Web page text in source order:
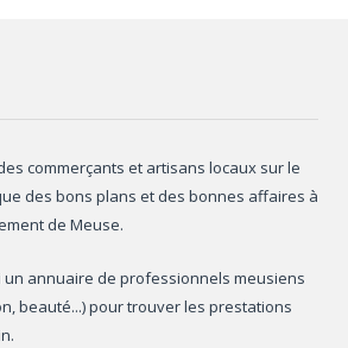
commerçants et artisans locaux sur le
des bons plans et des bonnes affaires à
de Meuse.
un annuaire de professionnels meusiens
beauté...) pour trouver les prestations